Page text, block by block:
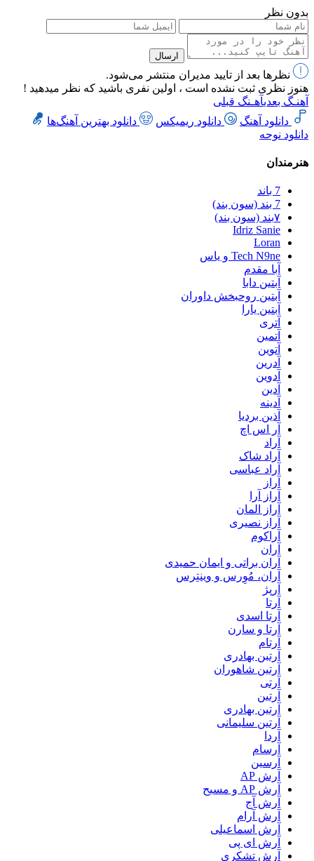
بدون نظر
ارسال
نظرها بعد از تایید مدیران منتشر می‌شود.
هنوز نظری ثبت نشده است ، اولین نفری باشید که نظر میدهید !
آهنـگ بعدیآهـنگ قبلی
دانلود آهنگ
دانلود ریمیکس
دانلود بهترین آهنگ‌ها
دانلود نوحه
هنرمندان
7 باند
7 بند (سون بند)
۷بند (سون بند)
Idriz Sanie
Loran
Tech N9ne و یاس
آبا مقدم
آبتین دابا
آبتین روحبخش داوران
آبتین یارا
آتری
آتمین
آتوین
آدرین
آدوین
آدین
آدینه
آذین بردیا
آر اس اچ
آراد
آراد شاک
آراد عباسی
آراز
آراز آرا
آراز المان
آراز نصیری
آراکوم
آران
آران براتی و ایمان حمیدی
آران، مُوِرس و وینتِرس
آرپژ
آرتا
آرتا اسدی
آرتا و سارن
آرتام
آرتبن بهادری
آرتين شاهوران
آرتی
آرتین
آرتین بهادری
آرتین سلیمانی
آردا
آرسام
آرسین
آرش AP
آرش AP و مسیح
آرش آج
آرش آرام
آرش اسماعیلی
آرش ای پی
آرش تشکری